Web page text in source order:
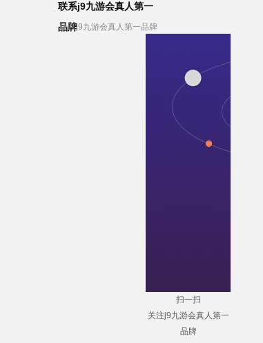
联系j9九游会真人第一
品牌
联系j9九游会真人第一品牌
扫一扫
关注j9九游会真人第一
品牌